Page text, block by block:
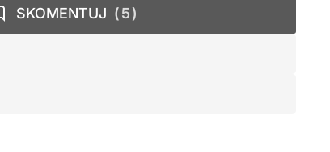
SKOMENTUJ 5